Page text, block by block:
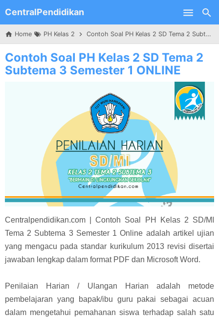
Skip to main content
CentralPendidikan
Home PH Kelas 2 Contoh Soal PH Kelas 2 SD Tema 2 Subtema 3 Semester 1 ONLINE
Contoh Soal PH Kelas 2 SD Tema 2
Subtema 3 Semester 1 ONLINE
Centralpendidikan.com | Contoh Soal PH Kelas 2 SD/MI
Tema 2 Subtema 3 Semester 1 Online adalah artikel ujian
yang mengacu pada standar kurikulum 2013 revisi disertai
jawaban lengkap dalam format PDF dan Microsoft Word.
Penilaian Harian / Ulangan Harian adalah metode
pembelajaran yang bapak/ibu guru pakai sebagai acuan
dalam mengetahui pemahanan siswa terhadap salah satu